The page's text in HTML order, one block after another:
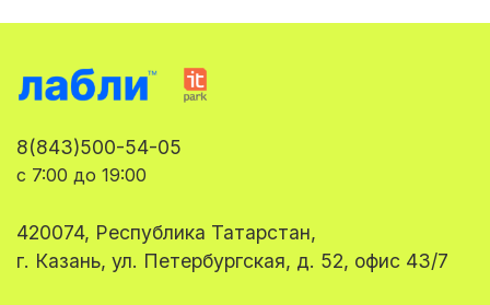
8(843)500-54-05
с 7:00 до 19:00
420074, Республика Татарстан,
г. Казань, ул. Петербургская, д. 52, офис 43/7